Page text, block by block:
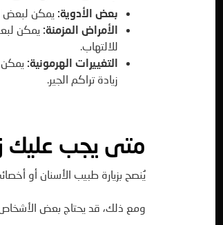
بعض الأدوية: يمكن لبعض
الأمراض المزمنة: يمكن
للالتهاب.
التغييرات الهرمونية: يمكن
زيادة تراكم الجير.
متى يجب عليك
يُنصح بزيارة طبيب الأسنان أو أخصائي صحة الفم كل 6 أشهر
ومع ذلك، قد يحتاج بعض الأشخاص